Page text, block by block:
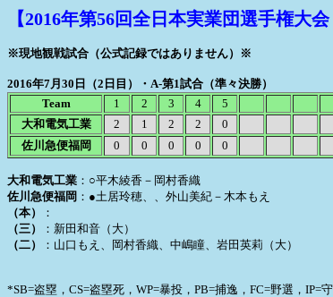
【2016年第56回全日本実業団選手権大
※現地観戦試合（公式記録ではありません）※
2016年7月30日（2日目）・A-第1試合（準々決勝）
Team
1 2 3 4 5
大和電気工業
2 1 2 2 0
佐川急便福岡
0 0 0 0 0
大和電気工業 ：○平木綾香－岡村香織
佐川急便福岡 ：●土居玲穂、、外山美紀－木本もえ
（本）
：
（三）
：新田和音（大）
（二）
：山口もえ、岡村香織、中嶋瞳、岩田英莉（大）
*SB=盗塁，CS=盗塁死，WP=暴投，PB=捕逸，FC=野選，